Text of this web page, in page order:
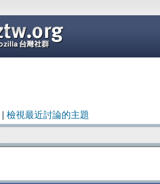
檢視最近討論的主題